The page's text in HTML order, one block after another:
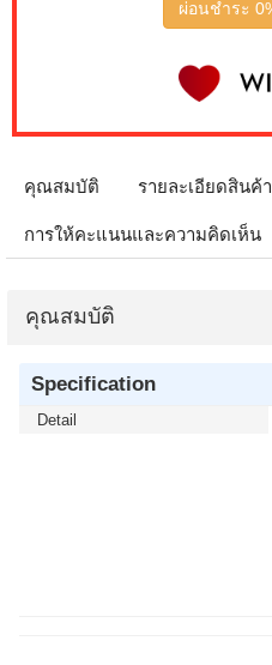
ผ่อนชำระ
คุณสมบัติ รายละเอียดสินค้า
การให้คะแนนและความคิดเห็น
คุณสมบัติ
Specification
Detail